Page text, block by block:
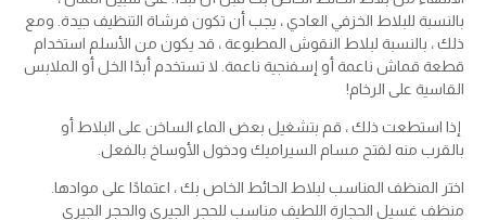
بالنسبة للبلاط الخزفي العادي ، يجب أن تكون فرشاة التنظيف جيدة. ومع
ذلك ، بالنسبة لبلاط النقوش المطبوعة ، قد يكون من الأسلم استخدام
قطعة قماش ناعمة أو إسفنجية ناعمة. لا تستخدم أبدًا الخل أو الملابس
القاسية على الرخام!
إذا استطعت ذلك ، قم بتشغيل بعض الماء الساخن على البلاط أو
بالقرب منه لفتح مسام السيراميك ودخول الأوساخ بالفعل.
اختر المنظف المناسب لبلاط الحائط الخاص بك ، اعتمادًا على موادها.
منظف ​​غسيل الحجارة اللطيف مناسب للحجر الجيري والحجر الجيري